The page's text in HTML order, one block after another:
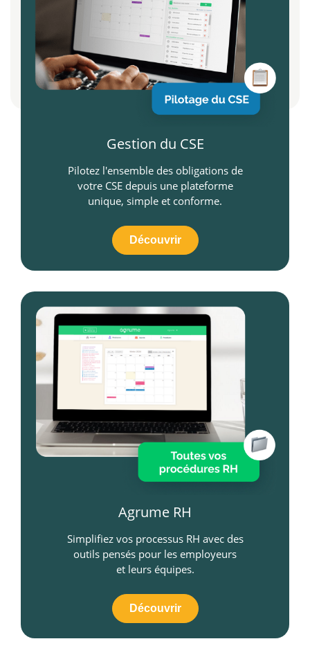
Gestion du CSE
Pilotez l'ensemble des obligations de
votre CSE depuis une plateforme
unique, simple et conforme.
Découvrir
Agrume RH
Simplifiez vos processus RH avec des
outils pensés pour les employeurs
et leurs équipes.
Découvrir